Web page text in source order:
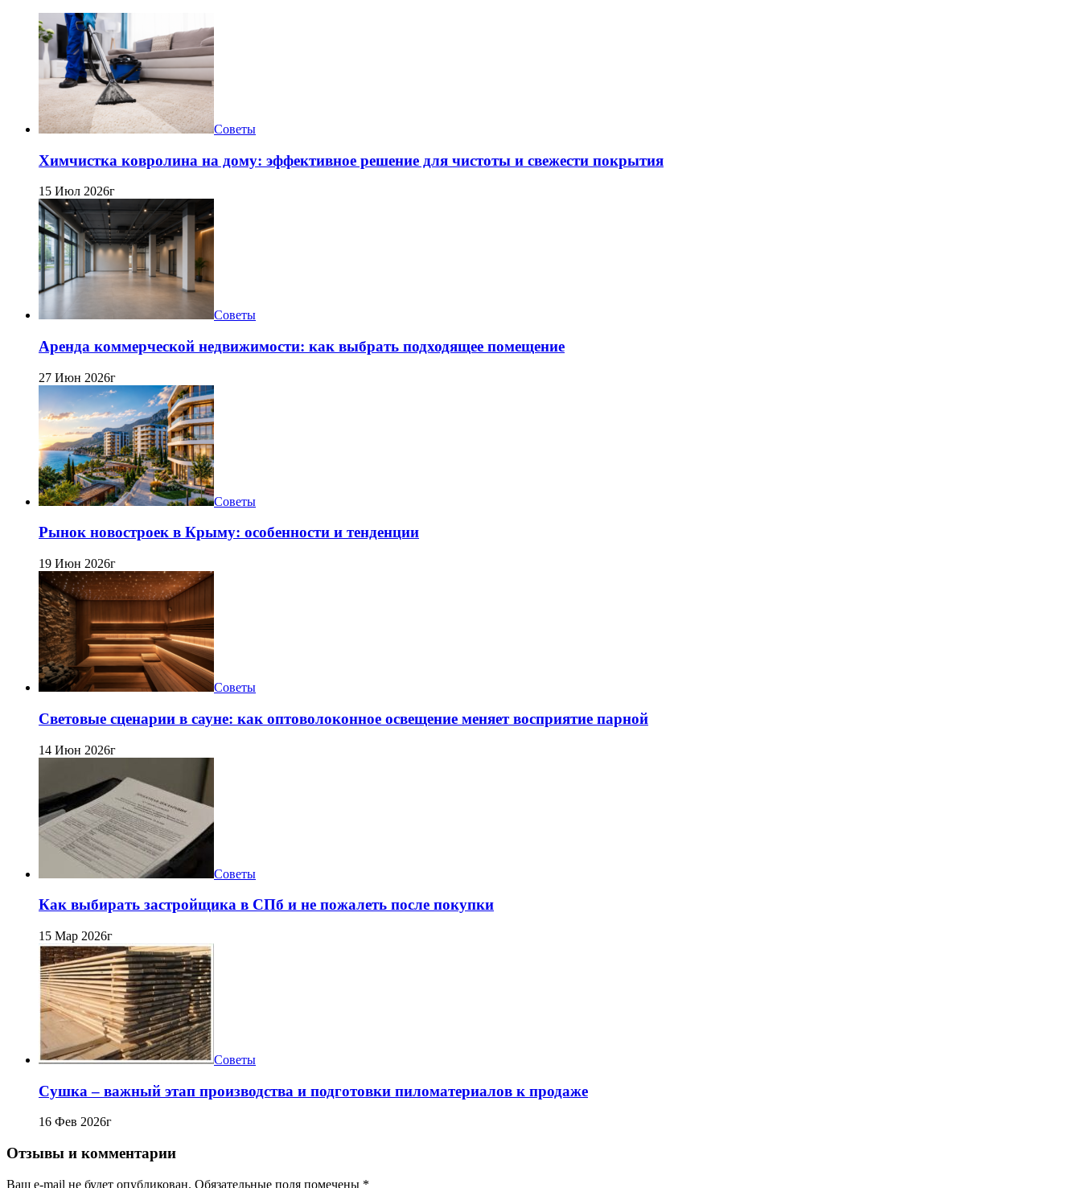
Советы
Химчистка ковролина на дому: эффективное решение для чистоты и свежести покрытия
15 Июл 2026г
Советы
Аренда коммерческой недвижимости: как выбрать подходящее помещение
27 Июн 2026г
Советы
Рынок новостроек в Крыму: особенности и тенденции
19 Июн 2026г
Советы
Световые сценарии в сауне: как оптоволоконное освещение меняет восприятие парной
14 Июн 2026г
Советы
Как выбирать застройщика в СПб и не пожалеть после покупки
15 Мар 2026г
Советы
Сушка – важный этап производства и подготовки пиломатериалов к продаже
16 Фев 2026г
Отзывы и комментарии
Ваш e-mail не будет опубликован. Обязательные поля помечены *